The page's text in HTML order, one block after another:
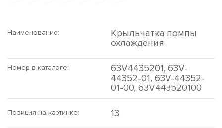
Наименование:
Крыльчатка помпы
охлаждения
Номер в каталоге:
63V4435201, 63V-
44352-01, 63V-44352-
01-00, 63V443520100
Позиция на картинке: 13